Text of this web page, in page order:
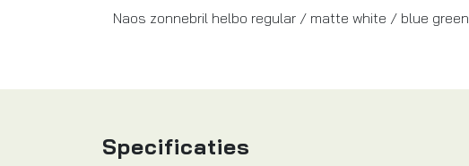
Naos zonnebril helbo regular / matte white / blue green
Specificaties